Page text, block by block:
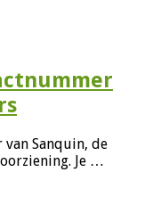
Sanquin, de
Je …